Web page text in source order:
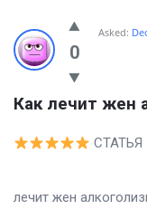
0
Asked:
Как лечит жен
Как
лечит жен